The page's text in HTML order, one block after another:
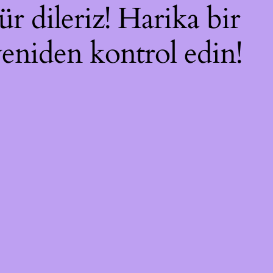
dileriz! Harika bir
kontrol edin!